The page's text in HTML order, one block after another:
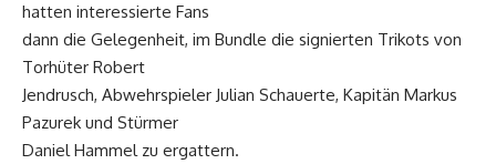
hatten interessierte Fans
dann die Gelegenheit, im Bundle die signierten Trikots von
Torhüter Robert
Jendrusch, Abwehrspieler Julian Schauerte, Kapitän Markus
Pazurek und Stürmer
Daniel Hammel zu ergattern.